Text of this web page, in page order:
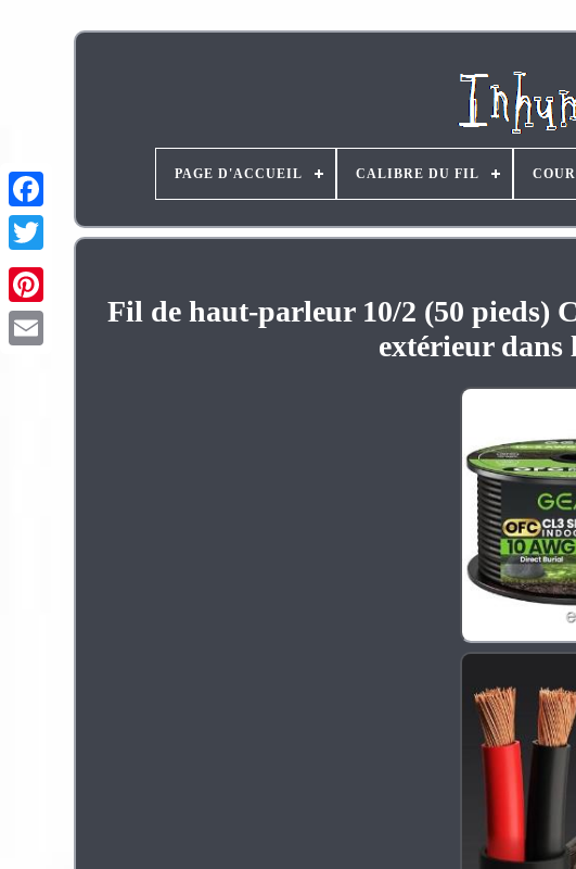
Pinterest
PAGE D'ACCUEIL CALIBRE DU FIL
Fil de haut-parleur 10/2 (50 pieds)
extérieur